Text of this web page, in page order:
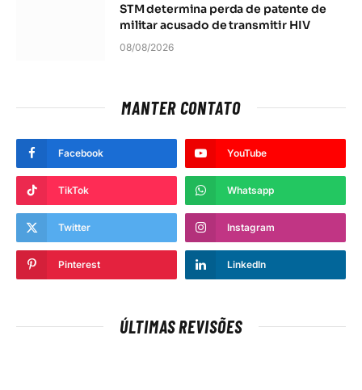
STM determina perda de patente de
militar acusado de transmitir HIV
08/08/2026
MANTER CONTATO
Facebook YouTube
TikTok Whatsapp
Twitter Instagram
Pinterest LinkedIn
ÚLTIMAS REVISÕES